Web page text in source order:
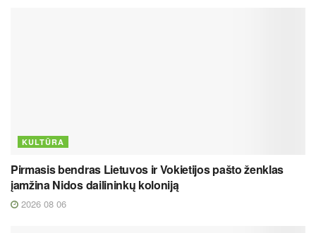
KULTŪRA
Pirmasis bendras Lietuvos ir Vokietijos pašto ženklas
įamžina Nidos dailininkų koloniją
2026 08 06